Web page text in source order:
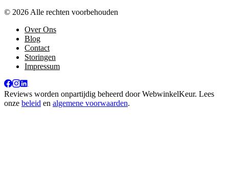
© 2026 Alle rechten voorbehouden
Over Ons
Blog
Contact
Storingen
Impressum
Reviews worden onpartijdig beheerd doorWebwinkelKeur. Lees
onze beleid en algemene voorwaarden.